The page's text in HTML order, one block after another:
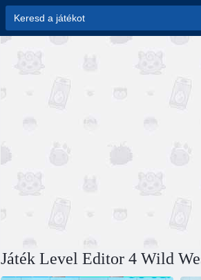
Játék Level Editor 4 Wild